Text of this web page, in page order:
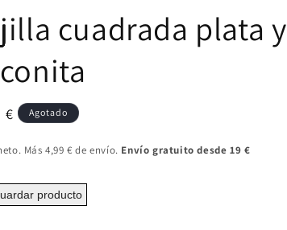
cuadrada plata y
€ Agotado
Más 4,99 € de envío. Envío gratuito desde 19 €
producto